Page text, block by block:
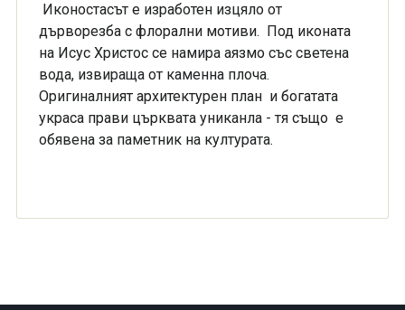
Иконостасът е изработен изцяло от
дърворезба с флорални мотиви. Под иконата
на Исус Христос се намира аязмо със светена
вода, извираща от каменна плоча.
Оригиналният архитектурен план и богатата
украса прави църквата униканла - тя също е
обявена за паметник на културата.